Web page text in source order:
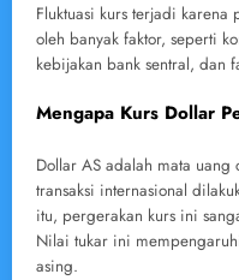
Fluktuasi kurs terjadi
oleh banyak faktor, seperti
kebijakan bank sentral, dan
Mengapa Kurs Dollar
Dollar AS adalah mata
transaksi internasional
itu, pergerakan kurs ini
Nilai tukar ini
asing.